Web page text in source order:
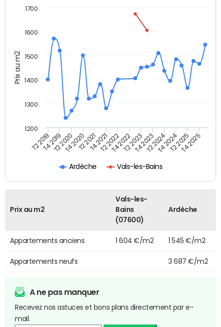
Prix au m2
Ardèche Vals-les-Bains
T2 2019T4 2019T2 2020T4 2020T2 2021T4 2021T2 2022T4 2022T2 2023T4 2023T2 2024T4 2024T2 2025T4 2025
1200
1300
1400
1500
1600
1700
Prix au m2
Vals-les-
Bains
(07600)
Ardèche
Appartements anciens 1 604 €/m2 1 545 €/m2
Appartements neufs 3 687 €/m2
A ne pas manquer
Recevez nos astuces et bons plans directement par e-
mail.